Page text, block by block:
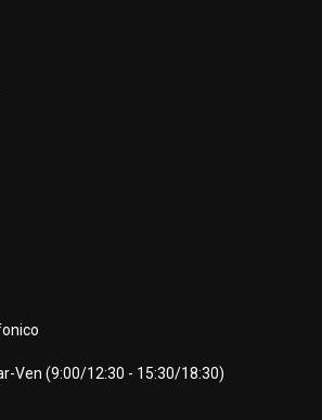
Ven (9:00/12:30 - 15:30/18:30)